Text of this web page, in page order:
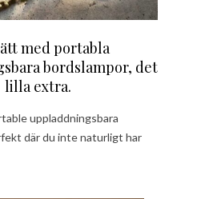
med portabla
bordslampor, det
lilla extra.
uppladdningsbara
där du inte naturligt har